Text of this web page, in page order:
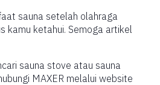
sauna setelah olahraga
kamu ketahui. Semoga artikel
sauna stove atau sauna
MAXER melalui website